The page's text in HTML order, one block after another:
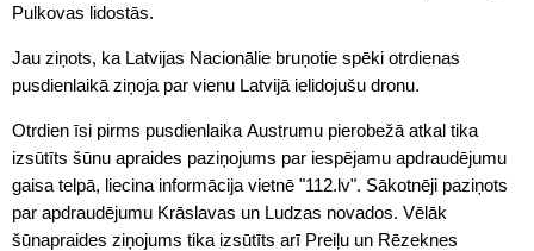
Pulkovas lidostās.
Jau ziņots, ka Latvijas Nacionālie bruņotie spēki otrdienas
pusdienlaikā ziņoja par vienu Latvijā ielidojušu dronu.
Otrdien īsi pirms pusdienlaika Austrumu pierobežā atkal tika
izsūtīts šūnu apraides paziņojums par iespējamu apdraudējumu
gaisa telpā, liecina informācija vietnē "112.lv". Sākotnēji paziņots
par apdraudējumu Krāslavas un Ludzas novados. Vēlāk
šūnapraides ziņojums tika izsūtīts arī Preiļu un Rēzeknes